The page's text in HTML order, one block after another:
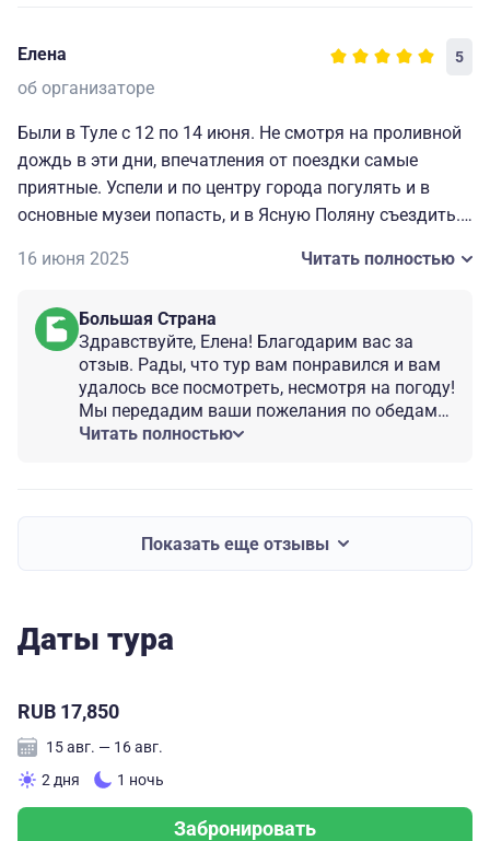
Елена 5
об организаторе
Были в Туле с 12 по 14 июня. Не смотря на проливной
дождь в эти дни, впечатления от поездки самые
приятные. Успели и по центру города погулять и в
основные музеи попасть, и в Ясную Поляну съездить.
организацию обедов между экскурсиями. Так как
запланированный и организованный обед пришелся
бы очень кстати.
16 июня 2025 Читать полностью
Большая Страна
Здравствуйте, Елена! Благодарим вас за
отзыв. Рады, что тур вам понравился и вам
удалось все посмотреть, несмотря на погоду!
Мы передадим ваши пожелания по обедам
принимающей стороне. Спасибо, что
Читать полностью
Показать еще отзывы
Даты тура
RUB 17,850
15 авг. — 16 авг.
2 дня
1 ночь
Забронировать